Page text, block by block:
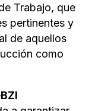
Trabajo, que
pertinentes y
de aquellos
como
BZI